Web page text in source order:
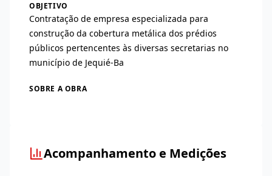
OBJETIVO
Contratação de empresa especializada para
construção da cobertura metálica dos prédios
públicos pertencentes às diversas secretarias no
município de Jequié-Ba
SOBRE A OBRA
Acompanhamento e Medições